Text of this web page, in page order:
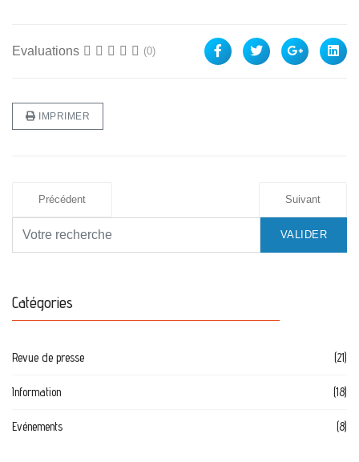
Evaluations (0)
IMPRIMER
Précédent Suivant
VALIDER
Catégories
Revue de presse (21)
Information (18)
Evénements (8)